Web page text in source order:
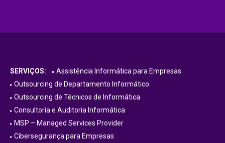
SERVIÇOS:
Assistência Informática para Empresas
Outsourcing de Departamento Informático
Outsourcing de Técnicos de Informática
Consultoria e Auditoria Informática
MSP – Managed Services Provider
Cibersegurança para Empresas